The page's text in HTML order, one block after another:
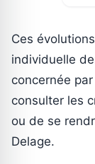
Ces
individuelle
concernée
consulter les
ou de se
Delage.